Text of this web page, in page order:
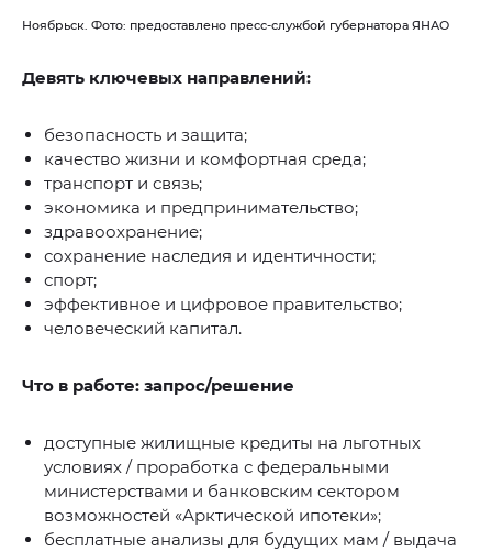
Ноябрьск. Фото: предоставлено пресс-службой губернатора ЯНАО
Девять ключевых направлений:
безопасность и защита;
качество жизни и комфортная среда;
транспорт и связь;
экономика и предпринимательство;
здравоохранение;
сохранение наследия и идентичности;
спорт;
эффективное и цифровое правительство;
человеческий капитал.
Что в работе: запрос/решение
доступные жилищные кредиты на льготных
условиях / проработка с федеральными
министерствами и банковским сектором
возможностей «Арктической ипотеки»;
бесплатные анализы для будущих мам / выдача